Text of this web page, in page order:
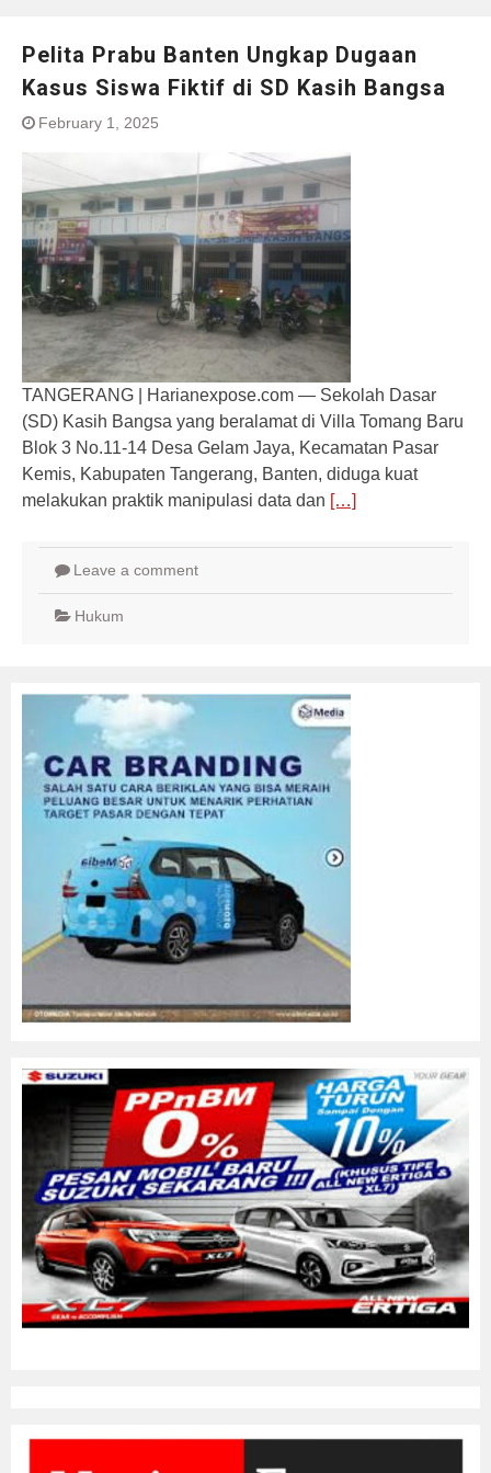
Pelita Prabu Banten Ungkap Dugaan
Kasus Siswa Fiktif di SD Kasih Bangsa
February 1, 2025
TANGERANG | Harianexpose.com — Sekolah Dasar
(SD) Kasih Bangsa yang beralamat di Villa Tomang Baru
Blok 3 No.11-14 Desa Gelam Jaya, Kecamatan Pasar
Kemis, Kabupaten Tangerang, Banten, diduga kuat
melakukan praktik manipulasi data dan […]
Leave a comment
Hukum